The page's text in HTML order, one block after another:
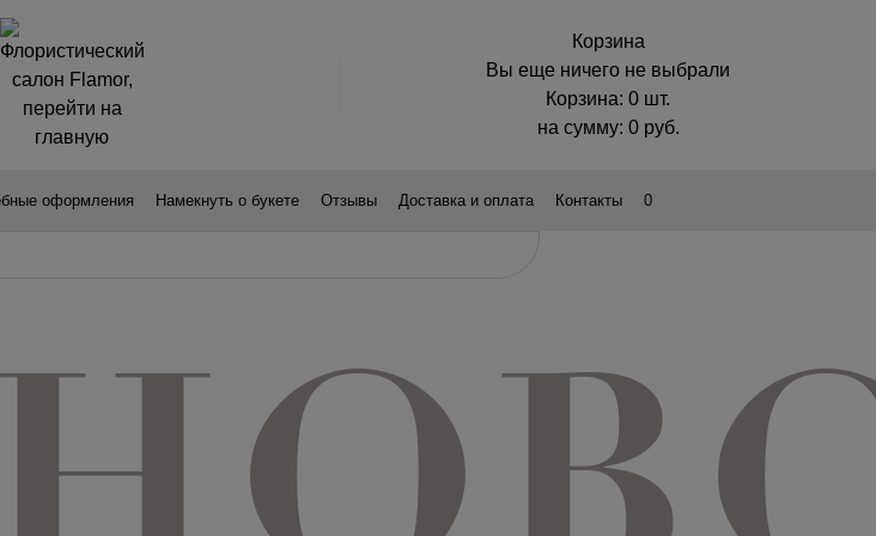
Корзина
Вы еще ничего не выбрали
Корзина: 0 шт.
на сумму: 0руб.
оформления Намекнуть о букете Отзывы Доставка и оплата Контакты 0